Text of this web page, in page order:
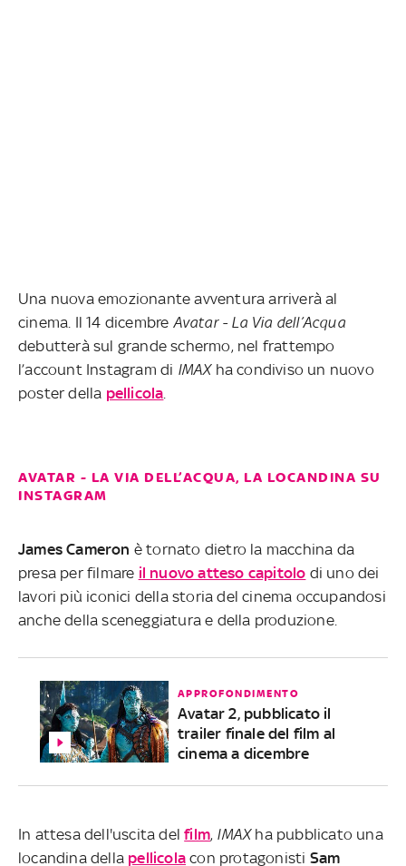
Una nuova emozionante avventura arriverà al
cinema. Il 14 dicembre Avatar - La Via dell’Acqua
debutterà sul grande schermo, nel frattempo
l’account Instagram di IMAXha condiviso un nuovo
poster della pellicola
AVATAR - LA VIA DELL’ACQUA, LA LOCANDINA SU
INSTAGRAM
James Cameron è tornato dietro la macchina da
presa per filmare il nuovo atteso capitolo di uno dei
lavori più iconici della storia del cinema occupandosi
anche della sceneggiatura e della produzione.
APPROFONDIMENTO
Avatar 2, pubblicato il
trailer finale del film al
cinema a dicembre
In attesa dell'uscita delfilm, IMAXha pubblicato una
locandina della pellicola con protagonisti Sam